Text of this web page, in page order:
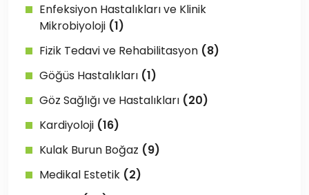
Enfeksiyon Hastalıkları ve Klinik
Mikrobiyoloji (1)
Fizik Tedavi ve Rehabilitasyon (8)
Göğüs Hastalıkları (1)
Göz Sağlığı ve Hastalıkları (20)
Kardiyoloji (16)
Kulak Burun Boğaz (9)
Medikal Estetik (2)